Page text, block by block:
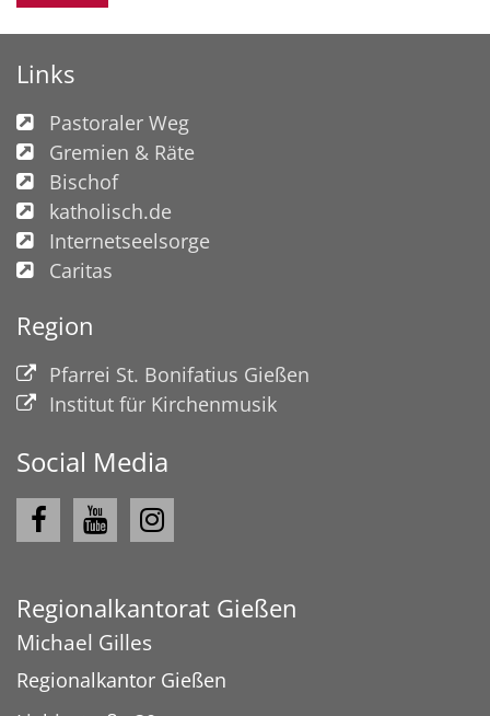
Links
Pastoraler Weg
Gremien & Räte
Bischof
katholisch.de
Internetseelsorge
Caritas
Region
Pfarrei St. Bonifatius Gießen
Institut für Kirchenmusik
Social Media
Regionalkantorat Gießen
Michael Gilles
Regionalkantor Gießen